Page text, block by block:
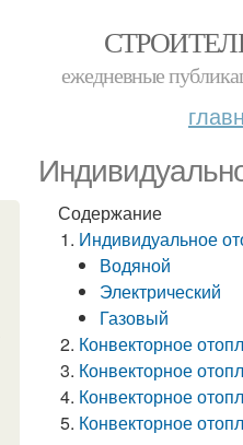
ежедневные
Содержание
Индивидуальное
Водяной
Электрический
Газовый
Конвекторное
Конвекторное
Конвекторное
Конвекторное